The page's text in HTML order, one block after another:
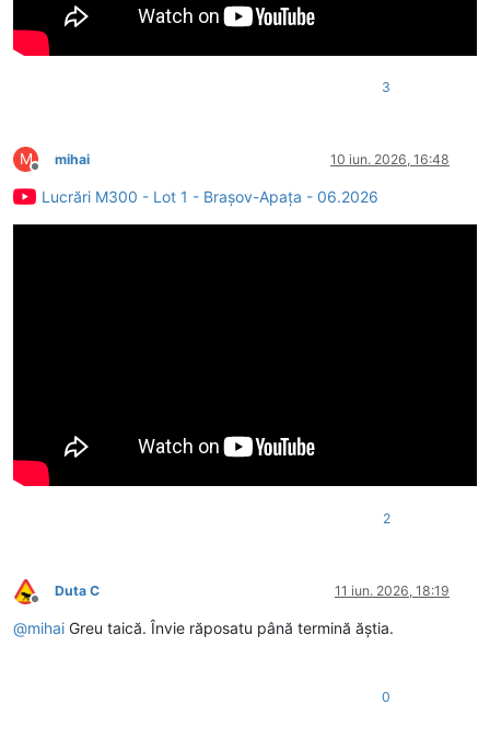
3
M
Deconectat
mihai 10 iun. 2026, 16:48
Lucrări M300 - Lot 1 - Brașov-Apața - 06.2026
2
Deconectat
Duta C 11 iun. 2026, 18:19
@mihai Greu taică. Învie răposatu până termină ăștia.
0